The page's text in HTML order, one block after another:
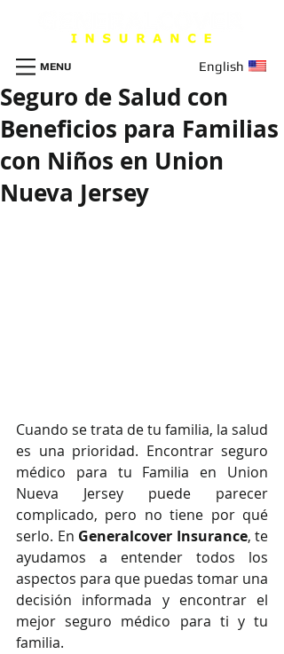
English
MENU
Seguro de Salud con
Beneficios para Familias
con Niños en Union
Nueva Jersey
Cuando se trata de tu familia, la salud
es una prioridad. Encontrar seguro
médico para tu Familia en Union
Nueva Jersey puede parecer
complicado, pero no tiene por qué
serlo. En Generalcover Insurance, te
ayudamos a entender todos los
aspectos para que puedas tomar una
decisión informada y encontrar el
mejor seguro médico para ti y tu
familia.